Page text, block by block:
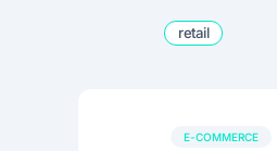
retail
E-COMMERCE